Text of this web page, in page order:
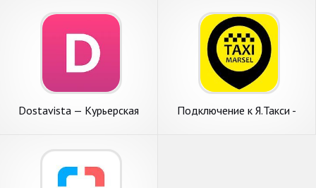
Dostavista — Курьерская
Подключение к Я.Такси -